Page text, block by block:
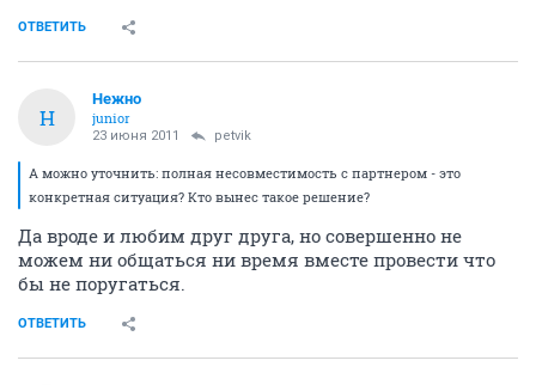
ОТВЕТИТЬ
Н
Нежно
junior
23 июня 2011 petvik
А можно уточнить: полная несовместимость с партнером - это
конкретная ситуация? Кто вынес такое решение?
Да вроде и любим друг друга, но совершенно не
можем ни общаться ни время вместе провести что
бы не поругаться.
ОТВЕТИТЬ